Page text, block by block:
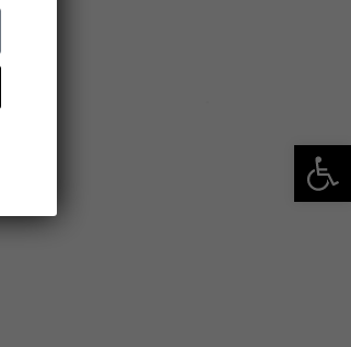
פתח סרגל נגישות